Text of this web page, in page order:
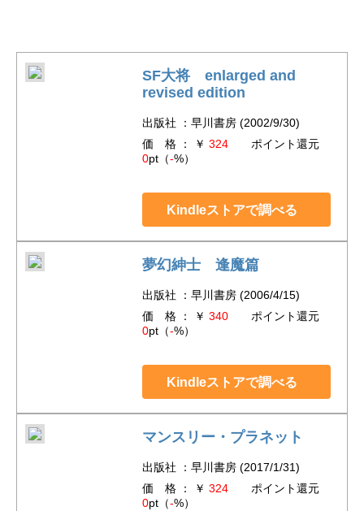
SF大将 enlarged and
revised edition
出版社 ：早川書房 (2002/9/30)
価 格 ： ￥ 324ポイント還元
0pt（-%）
Kindleストアで調べる
夢幻紳士 逢魔篇
出版社 ：早川書房 (2006/4/15)
価 格 ： ￥ 340ポイント還元
0pt（-%）
Kindleストアで調べる
マンスリー・プラネット
出版社 ：早川書房 (2017/1/31)
価 格 ： ￥ 324ポイント還元
0pt（-%）